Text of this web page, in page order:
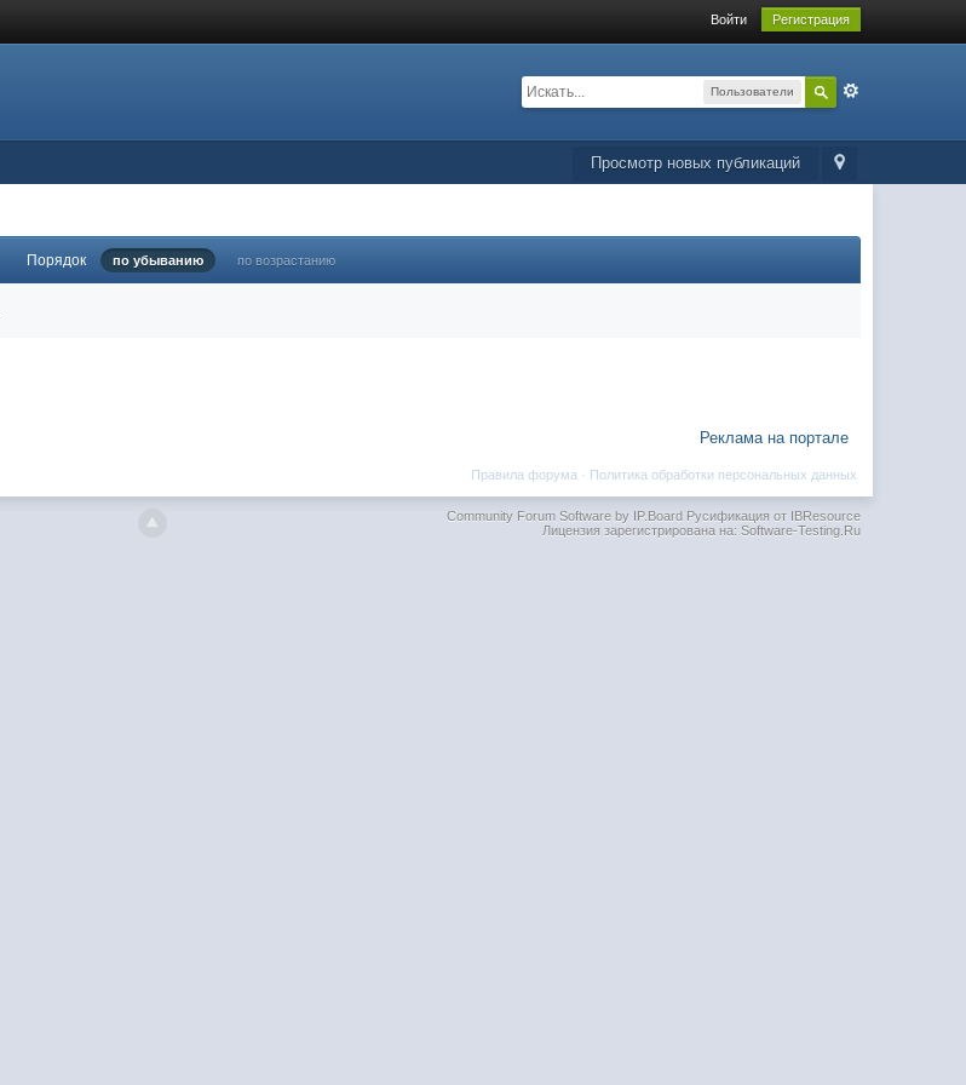
Войти Регистрация
Пользователи
Просмотр новых публикаций
Порядок по убыванию по возрастанию
Реклама на портале
Политика обработки персональных данных
Правила форума ·
Community Forum Software by IP.BoardРусификация от IBResource
Лицензия зарегистрирована на: Software-Testing.Ru